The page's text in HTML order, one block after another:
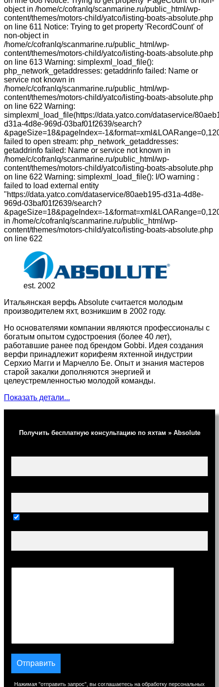
object in /home/c/cofranlq/scanmarine.ru/public_html/wp-
content/themes/motors-child/yatco/listing-boats-absolute.php
on line 611 Notice: Trying to get property 'RecordCount' of
non-object in
/home/c/cofranlq/scanmarine.ru/public_html/wp-
content/themes/motors-child/yatco/listing-boats-absolute.php
on line 613 Warning: simplexml_load_file():
php_network_getaddresses: getaddrinfo failed: Name or
service not known in
/home/c/cofranlq/scanmarine.ru/public_html/wp-
content/themes/motors-child/yatco/listing-boats-absolute.php
on line 622 Warning:
simplexml_load_file(https://data.yatco.com/dataservice/
d31a-4d8e-969d-03baf01f2639/search?
&pageSize=18&pageIndex=-
failed to open stream: php_network_getaddresses:
getaddrinfo failed: Name or service not known in
/home/c/cofranlq/scanmarine.ru/public_html/wp-
content/themes/motors-child/yatco/listing-boats-absolute.php
on line 622 Warning: simplexml_load_file(): I/O warning :
failed to load external entity
"https://data.yatco.com/dataservice/80aeb195-d31a-4d8e-
969d-03baf01f2639/search?
&pageSize=18&pageIndex=-
in /home/c/cofranlq/scanmarine.ru/public_html/wp-
content/themes/motors-child/yatco/listing-boats-absolute.php
on line 622
est. 2002
Итальянская верфь Absolute считается молодым
производителем яхт, возникшим в 2002 году.
Но основателями компании являются профессионалы с
богатым опытом судостроения (более 40 лет),
работавшие ранее под брендом Gobbi. Идея создания
верфи принадлежит корифеям яхтенной индустрии
Серхио Магги и Марчелло Бе. Опыт и знания мастеров
старой закалки дополняются энергией и
целеустремленностью молодой команды.
Показать детали...
Получить бесплатную консультацию по яхтам » Absolute
Нажимая "отправить запрос", вы соглашаетесь на обработку персональных